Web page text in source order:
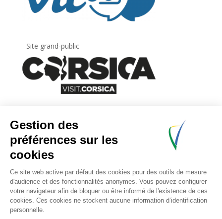
Site grand-public
Inscrivez-vous à la lettre d’information
de
l’Agence du tourisme de la Corse.